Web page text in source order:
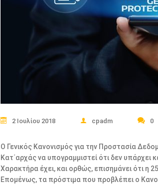
2 Ιουλίου 2018 cpadm 0
Ο Γενικός Κανονισμός για την Προστασία
Κατ΄αρχάς να υπογραμμιστεί ότι δεν
Χαρακτήρα έχει, και ορθώς, επισημάνει ότι η
Επομένως, τα πρόστιμα που προβλέπει ο